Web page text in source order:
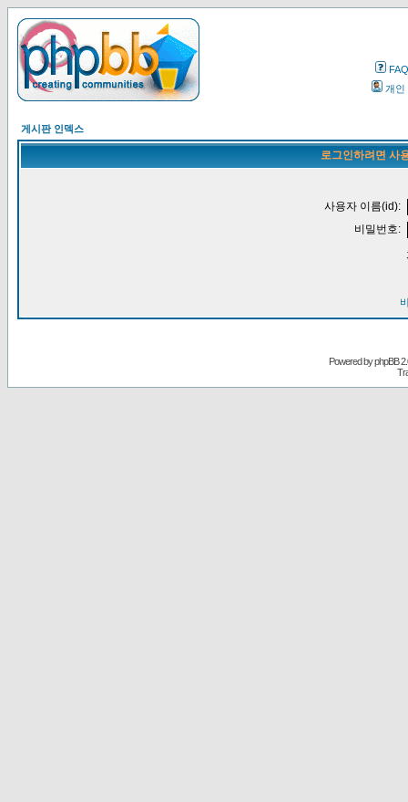
FAQ
개인
게시판 인덱스
로그인하려면 사
사용자 이름(id):
비밀번호:
Powered byphpBB